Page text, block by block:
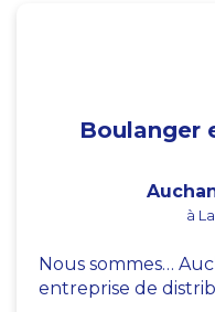
Boulanger
à
Nous sommes…
entreprise de